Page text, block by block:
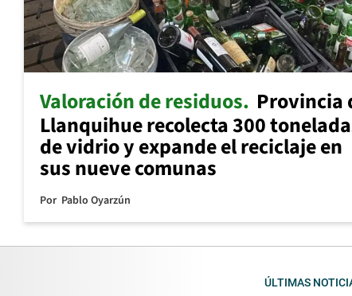
Valoración de residuos Provincia
Llanquihue recolecta 300
de vidrio y expande el reciclaje en
sus nueve comunas
Por Pablo Oyarzún
ÚLTIMAS